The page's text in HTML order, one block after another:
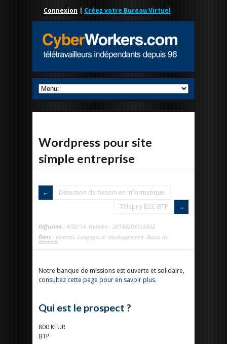
Connexion | Créez votre Bureau Virtuel
Wordpress pour site
simple entreprise
Détection de besoin en informatique
Télépro B2C BTP
Diffusion : 4/02/14- Numéro : 20140204153432
Dans : Internet, Langages et développement, Bases de
données
Notre banque de missions est ouverte et solidaire,
consultez cette page pour en savoir plus.
Qui est le prospect ?
800 KEUR
BTP